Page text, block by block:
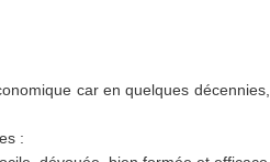
car en quelques
: